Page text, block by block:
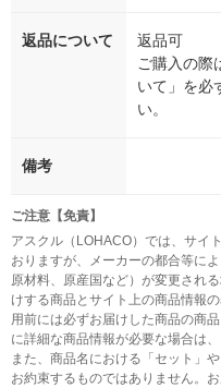
返品について
返品可
ご購入の際
いて」を必
い。
備考
ご注意【免責】
アスクル（LOHACO）では、サイ
おりますが、メーカーの都合等に
原材料、原産国など）が変更され
けする商品とサイト上の商品情報
用前には必ずお届けした商品の商
に詳細な商品情報が必要な場合は
また、商品名における「セット」
お約束するものではありません。